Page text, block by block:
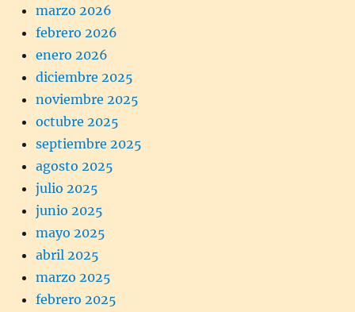
marzo 2026
febrero 2026
enero 2026
diciembre 2025
noviembre 2025
octubre 2025
septiembre 2025
agosto 2025
julio 2025
junio 2025
mayo 2025
abril 2025
marzo 2025
febrero 2025